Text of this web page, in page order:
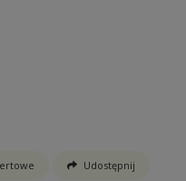
Udostępnij